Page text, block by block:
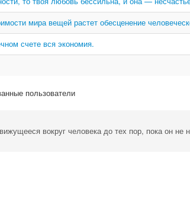
мира вещей растет обесценение
счете вся экономия.
пользователи
вокруг человека до тех пор, пока он не